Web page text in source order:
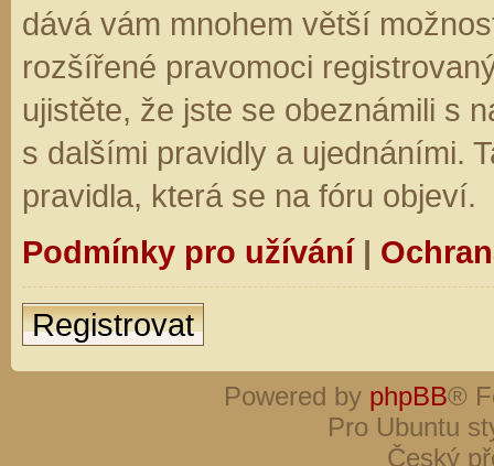
dává vám mnohem větší
rozšířené pravomoci
ujistěte, že jste se obeznámili s
s dalšími pravidly a ujednáními.
pravidla, která se na fóru objeví.
Podmínky pro užívání|
Registrovat
Powered by phpBB®
Pro Ubuntu
Český